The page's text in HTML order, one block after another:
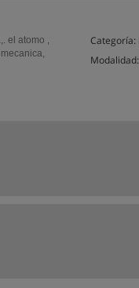
Categoría:
Modalidad:
el atomo ,